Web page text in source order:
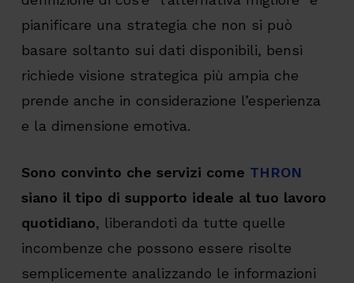
pianificare una strategia che non si può
basare soltanto sui dati disponibili, bensì
richiede visione strategica più ampia che
prende anche in considerazione l’esperienza
e la dimensione emotiva.
Sono convinto che servizi come THRON
siano il tipo di supporto ideale al tuo lavoro
quotidiano, liberandoti da tutte quelle
incombenze che possono essere risolte
semplicemente analizzando le informazioni